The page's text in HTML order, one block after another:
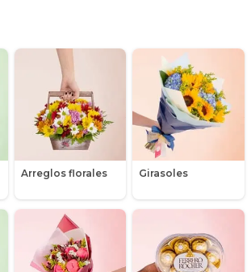
Arreglos florales Girasoles
Día de la secretaria
y Regalos de Navidad
Gerberas
Girasoles
Globos
Graduación